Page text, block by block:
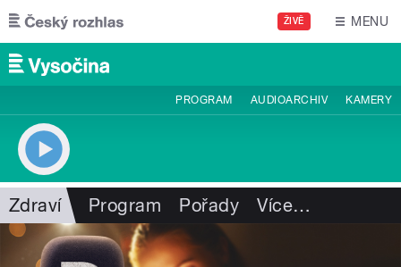
Přejít k hlavnímu obsahu
ŽIVĚ MENU
PROGRAM AUDIOARCHIV KAMERY
Zdraví Program Pořady Více…